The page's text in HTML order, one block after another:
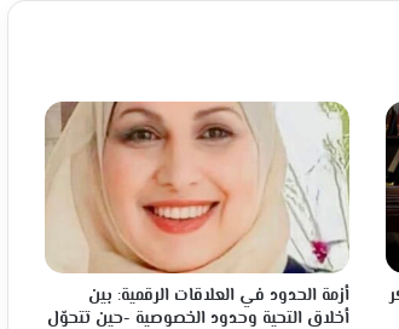
أزمة الحدود في العلاقات الرقمية: بين
أخلاق التحية وحدود الخصوصية -حين تتحوّل